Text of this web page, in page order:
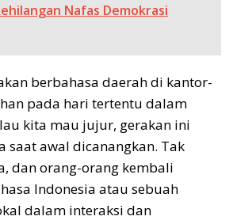
Nafas Demokrasi
berbahasa daerah di kantor-
pada hari tertentu dalam
kita mau jujur, gerakan ini
saat awal dicanangkan. Tak
dan orang-orang kembali
Indonesia atau sebuah
dalam interaksi dan